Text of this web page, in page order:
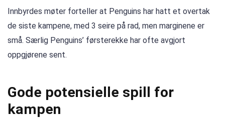
Innbyrdes møter forteller at Penguins har hatt et overtak
de siste kampene, med 3 seire på rad, men marginene er
små. Særlig Penguins’ førsterekke har ofte avgjort
oppgjørene sent.
Gode potensielle spill for
kampen